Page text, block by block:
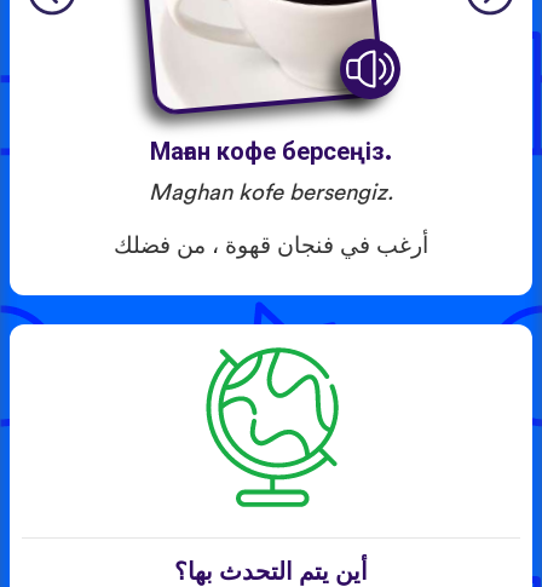
Маған кофе берсеңіз.
Maghan kofe bersengiz.
أرغب في فنجان قهوة ، من فضلك
أين يتم التحدث بها؟